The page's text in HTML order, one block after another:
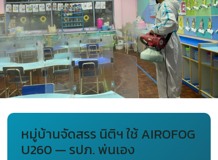
หมู่บ้านจัดสรร นิติฯ ใช้ AIROFOG
U260 — รปภ. พ่นเอง